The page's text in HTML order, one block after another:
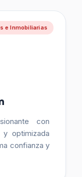
e Inmobiliarias
con
optimizada
confianza y